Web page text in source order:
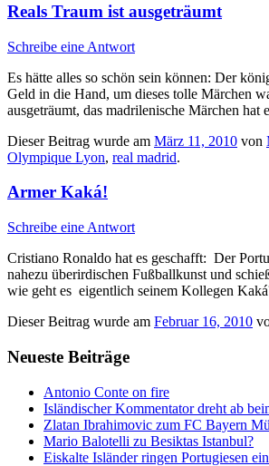
Reals Traum ist ausgeträumt
Schreibe eine Antwort
Es hätte alles so schön sein können: Der
Geld in die Hand, um dieses tolle Märchen
ausgeträumt, das madrilenische Märchen hat
Dieser Beitrag wurde am März 11, 2010 von
Olympique Lyon, real madrid.
Armer Kaká!
Schreibe eine Antwort
Cristiano Ronaldo hat es geschafft: Der
nahezu überirdischen Fußballkunst und
wie geht es eigentlich seinem Kollegen
Dieser Beitrag wurde am Februar 16, 2010
Neueste Beiträge
Antonio Conte on fire
Isländischer Kommentator dreht ab
Zlatan Ibrahimovic zum FC Bayern
Mario Balotelli zu Besiktas Istanbul?
Eiskalte Isländer ringen Portugiesen